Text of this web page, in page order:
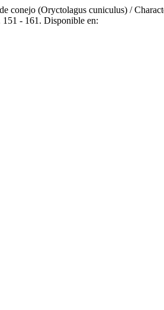
conejo (Oryctolagus cuniculus) /
151 - 161. Disponible en: